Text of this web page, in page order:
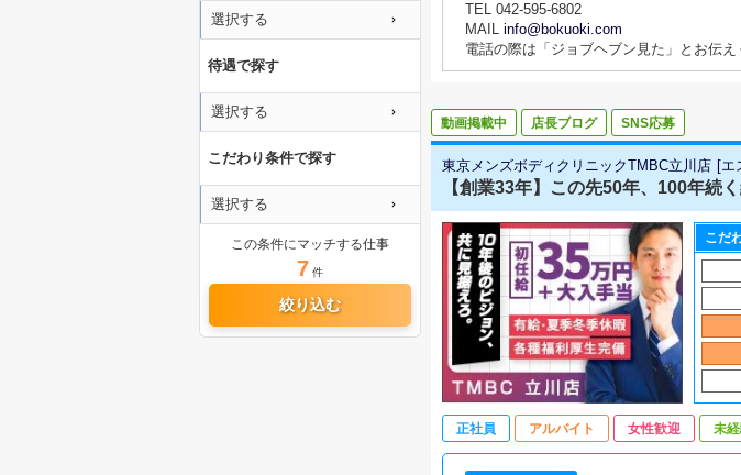
TEL 042-595-6802
MAIL info@bokuoki.com
電話の際は「ジョブヘブン見た」とお伝え
動画掲載中 店長ブログ SNS応募
東京メンズボディクリニックTMBC立川店 [エ
【創業33年】この先50年、100年続
こだ
正社員 アルバイト 女性歓迎 未
選択する
待遇で探す
選択する
こだわり条件で探す
選択する
この条件にマッチする仕事
7 件
絞り込む